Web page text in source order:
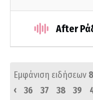
After
Εμφάνιση ειδήσεων
‹
36 37 38 39